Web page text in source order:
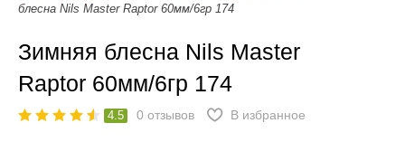
блесна Nils Master Raptor 60мм/6гр 174
Зимняя блесна Nils Master
Raptor 60мм/6гр 174
4.5 0 отзывов В избранное